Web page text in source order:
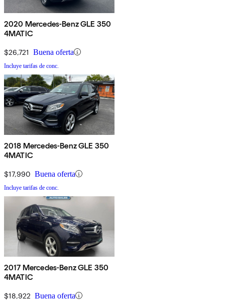
2020 Mercedes-Benz GLE 350
4MATIC
$26,721 Buena oferta
Incluye tarifas de conc.
2018 Mercedes-Benz GLE 350
4MATIC
$17,990 Buena oferta
Incluye tarifas de conc.
2017 Mercedes-Benz GLE 350
4MATIC
$18,922 Buena oferta